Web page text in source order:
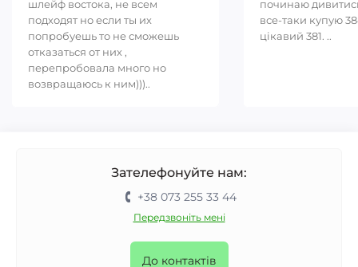
шлейф востока, не всем
подходят но если ты их
попробуешь то не сможешь
отказаться от них ,
перепробовала много но
возвращаюсь к ним)))..
починаю
все-таки купую
цікавий 381. ..
Зателефонуйте нам:
+38 073 255 33 44
Передзвоніть мені
До контактів